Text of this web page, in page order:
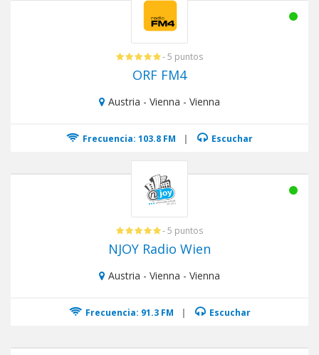
- 5 puntos
ORF FM4
Austria - Vienna - Vienna
Frecuencia: 103.8 FM | Escuchar
- 5 puntos
NJOY Radio Wien
Austria - Vienna - Vienna
Frecuencia: 91.3 FM | Escuchar